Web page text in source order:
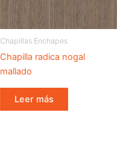
Chapillas Enchapes
Chapilla radica nogal
mallado
Leer más